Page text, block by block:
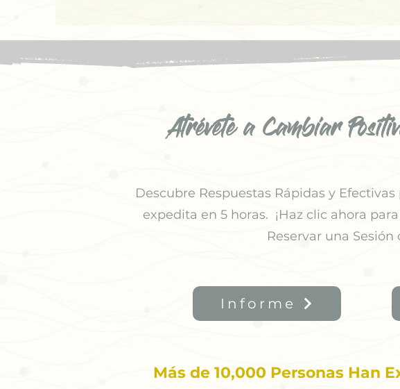
Atrévete a Cambiar
Descubre Respuestas Rápidas y
expedita en 5 horas. ¡Haz clic ahora
Reservar una Sesión
Informe
Más de 10,000 Personas Han